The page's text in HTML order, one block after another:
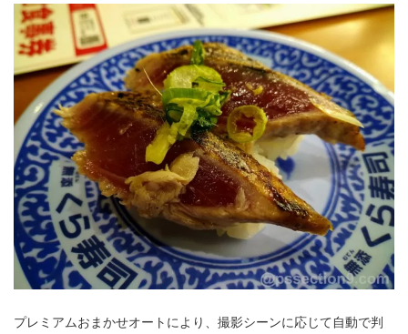
プレミアムおまかせオートにより、撮影シーンに応じて自動で判